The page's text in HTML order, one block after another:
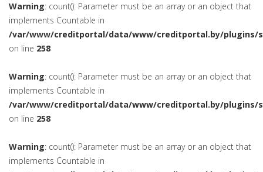
Warning: count(): Parameter must be an array or an object that
implements Countable in
/var/www/creditportal/data/www/creditportal.by/plugins/
on line 258
Warning: count(): Parameter must be an array or an object that
implements Countable in
/var/www/creditportal/data/www/creditportal.by/plugins/
on line 258
Warning: count(): Parameter must be an array or an object that
implements Countable in